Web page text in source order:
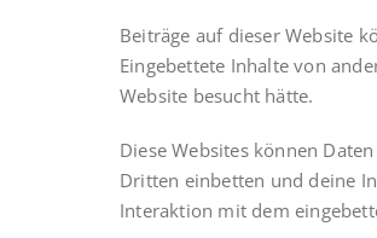
Beiträge auf dieser Website
Eingebettete Inhalte von
Website besucht hätte.
Diese Websites können
Dritten einbetten und deine
Interaktion mit dem